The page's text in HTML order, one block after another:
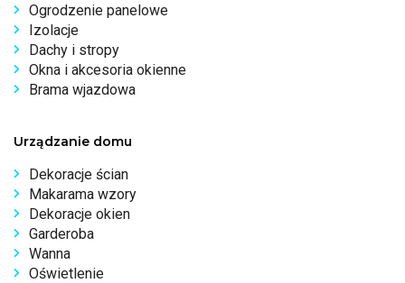
Ogrodzenie panelowe
Izolacje
Dachy i stropy
Okna i akcesoria okienne
Brama wjazdowa
Urządzanie domu
Dekoracje ścian
Makarama wzory
Dekoracje okien
Garderoba
Wanna
Oświetlenie